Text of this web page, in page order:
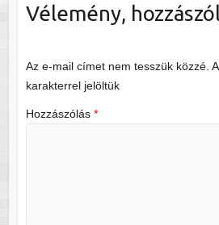
Vélemény,
Az e-mail címet nem tesszük közzé.
karakterrel jelöltük
Hozzászólás *